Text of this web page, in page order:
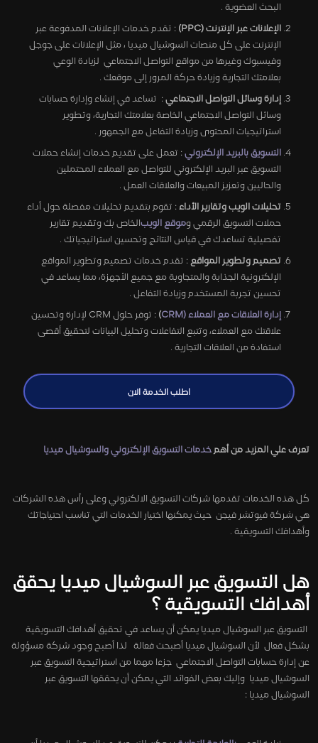
البحث العضوية .
الإعلانات عبر الإنترنت (PPC)
: تقدم خدمات الإعلانات المدفوعة عبر
الإنترنت على كل منصات السوشيال ميديا ، مثل الإعلانات على جوجل
وفيسبوك وغيرها من مواقع التواصل الاجتماعي لزيادة الوعي
بعلامتك التجارية وزيادة حركة المرور إلى موقعك .
إدارة وسائل التواصل الاجتماعي : تساعد في إنشاء وإدارة حسابات
وسائل التواصل الاجتماعي الخاصة بعلامتك التجارية، وتطوير
استراتيجيات المحتوى وزيادة التفاعل مع الجمهور .
التسويق بالبريد الإلكتروني : تعمل على تقديم خدمات إنشاء حملات
التسويق عبر البريد الإلكتروني للتواصل مع العملاء المحتملين
والحاليين وتعزيز المبيعات والعلاقات العمل .
تحليلات الويب وتقارير الأداء : تقوم بتقديم تحليلات مفصلة حول أداء
حملات التسويق الرقمي وموقع الويب الخاص بك وتقديم تقارير
تفصيلية تساعدك في قياس النتائج وتحسين استراتيجياتك .
تصميم وتطوير المواقع : تقدم خدمات تصميم وتطوير المواقع
الإلكترونية الجذابة والمتجاوبة مع جميع الأجهزة، مما يساعد في
تحسين تجربة المستخدم وزيادة التفاعل .
إدارة العلاقات مع العملاء (CRM )
: توفر حلول CRM لإدارة وتحسين
علاقتك مع العملاء، وتتبع التفاعلات وتحليل البيانات لتحقيق أقصى
استفادة من العلاقات التجارية .
اطلب الخدمة الان
تعرف علي المزيد من أهم خدمات التسويق الإلكتروني والسوشيال ميديا
كل هذه الخدمات تقدمها شركات التسويق الالكتروني وعلى رأس هذه الشركات
هي شركة فيوتشر فيجن حيث يمكنها اختيار الخدمات التي تناسب احتياجاتك
وأهدافك التسويقية .
هل التسويق عبر السوشيال ميديا يحقق
أهدافك التسويقية ؟
التسويق عبر السوشيال ميديا يمكن أن يساعد في تحقيق أهدافك التسويقية
بشكل فعال لأن السوشيال ميديا أصبحت فعالة لذا أصبح وجود شركة مسؤولة
عن إدارة حسابات التواصل الاجتماعي جزءا مهما من استراتيجية التسويق عبر
السوشيال ميديا وإليك بعض الفوائد التي يمكن أن يحققها التسويق عبر
السوشيال ميديا :